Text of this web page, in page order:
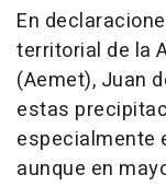
En
territorial de la
(Aemet), Juan
estas
especialmente
aunque en